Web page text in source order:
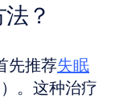
？
先推荐失眠
。这种治疗